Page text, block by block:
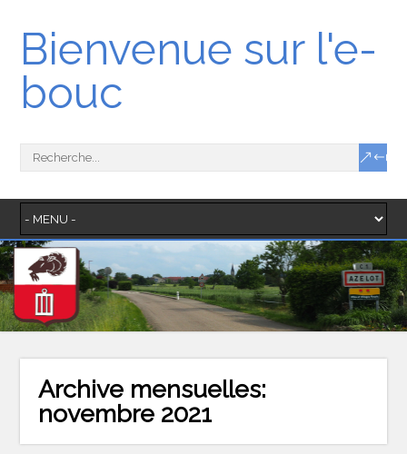
Bienvenue sur l'e-
bouc
Archive mensuelles:
novembre 2021